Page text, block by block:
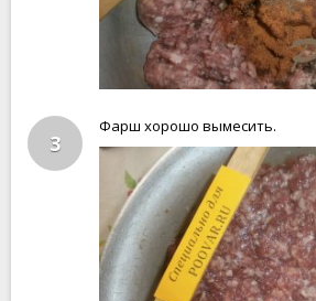
3
Фарш хорошо вымесить.